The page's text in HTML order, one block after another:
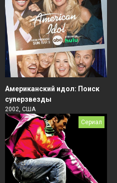
Американский идол: Поиск
суперзвезды
2002, США
Сериал